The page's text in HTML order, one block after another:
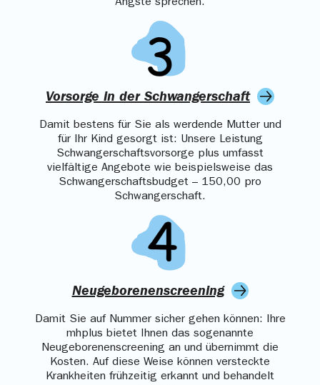
Ängste sprechen.
Vorsorge in der Schwangerschaft
Damit bestens für Sie als werdende Mutter und
für Ihr Kind gesorgt ist: Unsere Leistung
Schwangerschaftsvorsorge plus umfasst
vielfältige Angebote wie beispielsweise das
Schwangerschaftsbudget – 150,00 pro
Schwangerschaft.
Neugeborenenscreening
Damit Sie auf Nummer sicher gehen können: Ihre
mhplus bietet Ihnen das sogenannte
Neugeborenenscreening an und übernimmt die
Kosten. Auf diese Weise können versteckte
Krankheiten frühzeitig erkannt und behandelt